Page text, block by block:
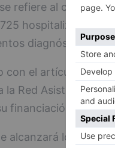
refiere al convenio
diagnósticos y
con el artículo 25 de
la Red Asistencial
financiación, que
alcanzará los